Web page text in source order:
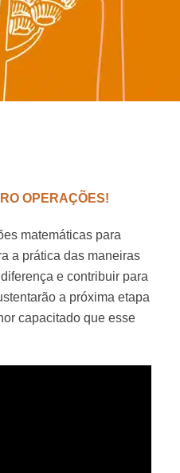
OPERAÇÕES!
matemáticas para
a prática das maneiras
e contribuir para
a próxima etapa
capacitado que esse